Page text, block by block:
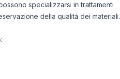
specializzarsi in trattamenti
della qualità dei materiali.